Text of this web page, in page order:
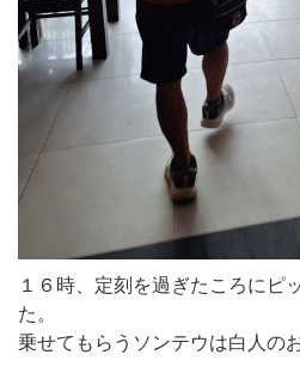
１６時、定刻を過ぎたころにピ
た。
乗せてもらうソンテウは白人の